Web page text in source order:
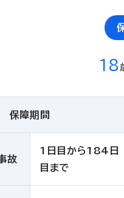
18
保障期間
故
1日目から184日
目まで